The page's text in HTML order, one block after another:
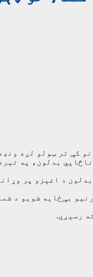
کې تر ټولو لږه
بدلون، په
د اغېزو پر
د کورنیو
رسېږي.